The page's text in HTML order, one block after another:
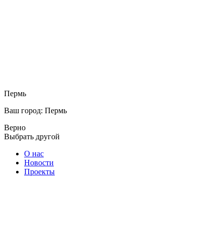
Пермь
Ваш город: Пермь
Верно
Выбрать другой
О нас
Новости
Проекты